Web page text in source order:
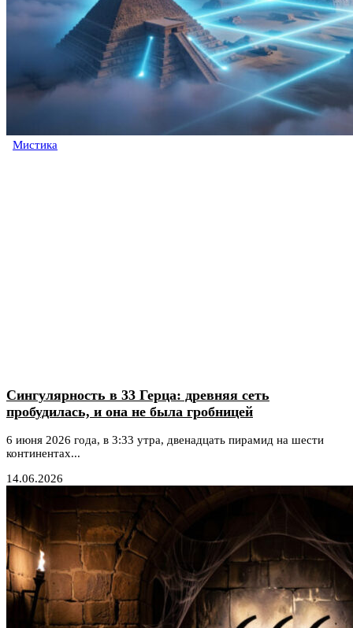
Мистика
Сингулярность в 33 Герца: древняя сеть
пробудилась, и она не была гробницей
6 июня 2026 года, в 3:33 утра, двенадцать пирамид на шести
континентах...
14.06.2026